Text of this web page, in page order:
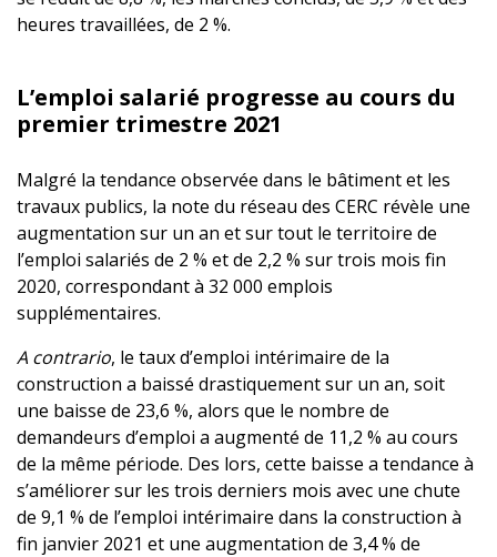
heures travaillées, de 2 %.
L’emploi salarié progresse au cours du
premier trimestre 2021
Malgré la tendance observée dans le bâtiment et les
travaux publics, la note du réseau des CERC révèle une
augmentation sur un an et sur tout le territoire de
l’emploi salariés de 2 % et de 2,2 % sur trois mois fin
2020, correspondant à 32 000 emplois
supplémentaires.
A contrario, le taux d’emploi intérimaire de la
construction a baissé drastiquement sur un an, soit
une baisse de 23,6 %, alors que le nombre de
demandeurs d’emploi a augmenté de 11,2 % au cours
de la même période. Des lors, cette baisse a tendance à
s’améliorer sur les trois derniers mois avec une chute
de 9,1 % de l’emploi intérimaire dans la construction à
fin janvier 2021 et une augmentation de 3,4 % de